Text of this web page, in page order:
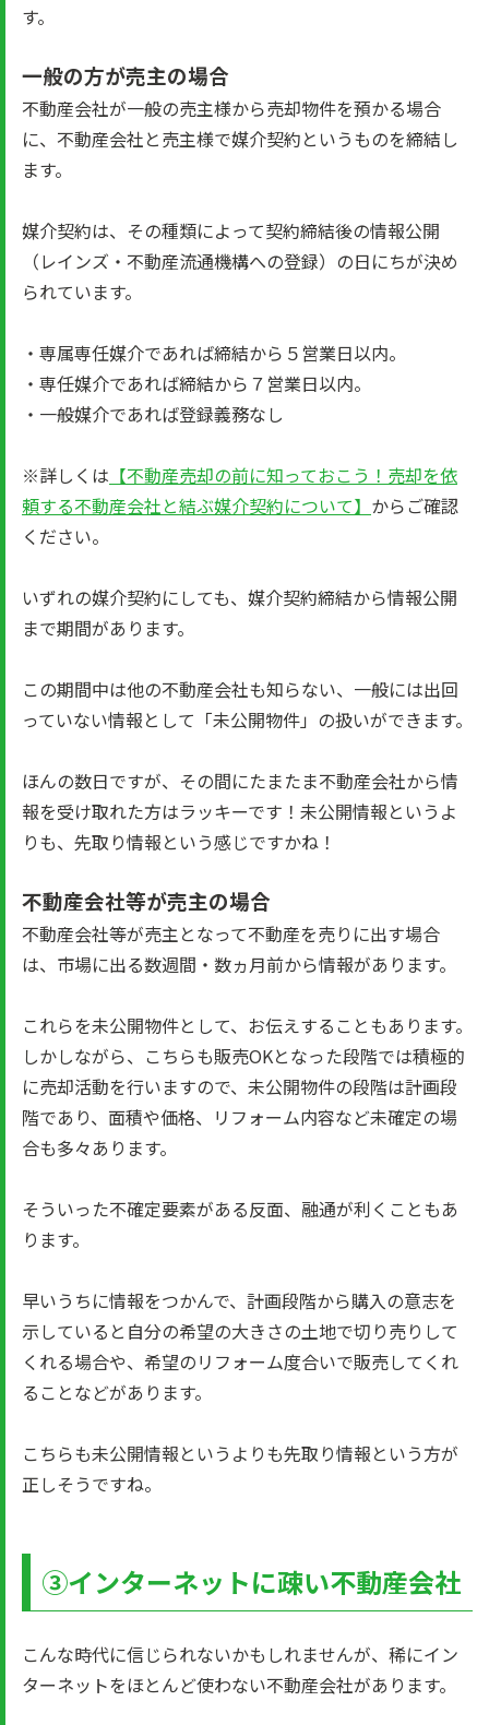
す。
一般の方が売主の場合
不動産会社が一般の売主様から売却物件を預かる場合
に、不動産会社と売主様で媒介契約というものを締結し
ます。
媒介契約は、その種類によって契約締結後の情報公開
（レインズ・不動産流通機構への登録）の日にちが決め
られています。
・専属専任媒介であれば締結から５営業日以内。
・専任媒介であれば締結から７営業日以内。
・一般媒介であれば登録義務なし
※詳しくは 【不動産売却の前に知っておこう！売却を依
頼する不動産会社と結ぶ媒介契約について】 からご確認
ください。
いずれの媒介契約にしても、媒介契約締結から情報公開
まで期間があります。
この期間中は他の不動産会社も知らない、一般には出回
っていない情報として「未公開物件」の扱いができます。
ほんの数日ですが、その間にたまたま不動産会社から情
報を受け取れた方はラッキーです！未公開情報というよ
りも、先取り情報という感じですかね！
不動産会社等が売主の場合
不動産会社等が売主となって不動産を売りに出す場合
は、市場に出る数週間・数ヵ月前から情報があります。
これらを未公開物件として、お伝えすることもあります。
しかしながら、こちらも販売OKとなった段階では積極的
に売却活動を行いますので、未公開物件の段階は計画段
階であり、面積や価格、リフォーム内容など未確定の場
合も多々あります。
そういった不確定要素がある反面、融通が利くこともあ
ります。
早いうちに情報をつかんで、計画段階から購入の意志を
示していると自分の希望の大きさの土地で切り売りして
くれる場合や、希望のリフォーム度合いで販売してくれ
ることなどがあります。
こちらも未公開情報というよりも先取り情報という方が
正しそうですね。
③インターネットに疎い不動産会社
こんな時代に信じられないかもしれませんが、稀にイン
ターネットをほとんど使わない不動産会社があります。